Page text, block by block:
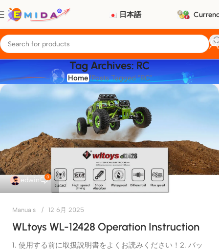
日本語
Tag Archives: RC
Home Posts Tagged "RC"
edwin 0
Manuals 12 6月 2025
WLtoys WL-12428 Operation Instruction
1. 使用する前に取扱説明書をよくお読みください！2. バッ